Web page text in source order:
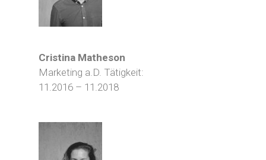
Cristina Matheson
Marketing a.D. Tätigkeit:
11.2016 – 11.2018